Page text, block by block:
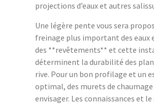
projections d’eaux et autres
Une légère pente vous sera
freinage plus important des eaux
des **revêtements** et cette
déterminent la durabilité des
rive. Pour un bon profilage et un
optimal, des murets de
envisager. Les connaissances et